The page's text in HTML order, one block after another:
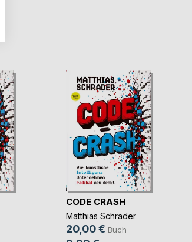
CODE CRASH
Matthias Schrader
20,00 € Buch